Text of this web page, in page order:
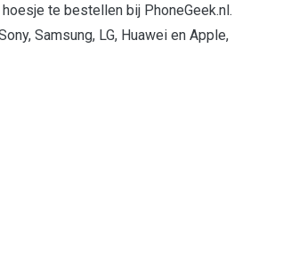
te bestellen bij PhoneGeek.nl.
Samsung, LG, Huawei en Apple,